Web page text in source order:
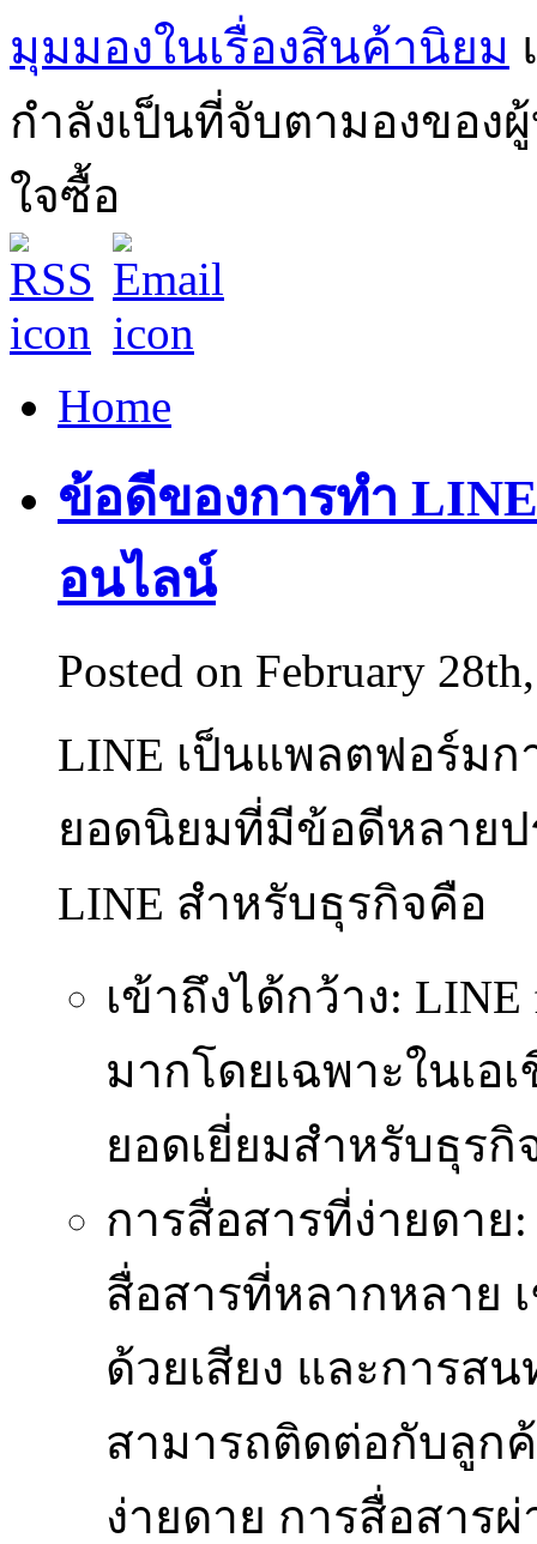
มุมมองในเรื่องสินค้านิยม
กำลังเป็นที่จับตามองขอ
ใจซื้อ
Home
ข้อดีของการทำ
อนไลน์
Posted on February
LINE เป็นแพลตฟอร์มก
ยอดนิยมที่มีข้อดีหลายป
LINE สำหรับธุรกิจคือ
เข้าถึงได้กว้าง:
มากโดยเฉพาะในเ
ยอดเยี่ยมสำหรับธุร
การสื่อสารที่ง่ายดา
สื่อสารที่หลากหลาย
ด้วยเสียง และการส
สามารถติดต่อกับลูก
ง่ายดาย การสื่อสารผ่